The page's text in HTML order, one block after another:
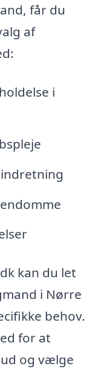
får du
af
i
kan du let
i Nørre
behov.
for at
og vælge